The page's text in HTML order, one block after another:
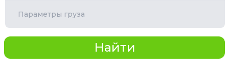
Параметры груза
Найти